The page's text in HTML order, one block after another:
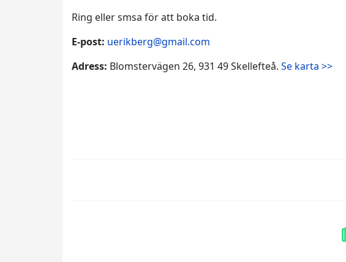
Ring eller smsa för att boka tid.
E-post: uerikberg@gmail.com
Adress: Blomstervägen 26, 931 49 Skellefteå. Se karta >>